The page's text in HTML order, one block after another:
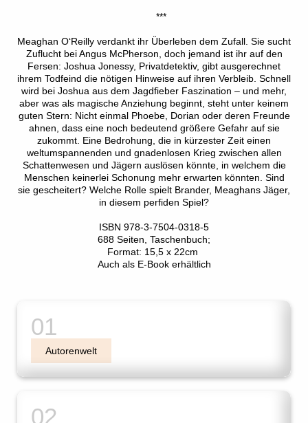
***
Meaghan O‘Reilly verdankt ihr Überleben dem Zufall. Sie sucht
Zuflucht bei Angus McPherson, doch jemand ist ihr auf den
Fersen: Joshua Jonessy, Privatdetektiv, gibt ausgerechnet
ihrem Todfeind die nötigen Hinweise auf ihren Verbleib. Schnell
wird bei Joshua aus dem Jagdfieber Faszination – und mehr,
aber was als magische Anziehung beginnt, steht unter keinem
guten Stern: Nicht einmal Phoebe, Dorian oder deren Freunde
ahnen, dass eine noch bedeutend größere Gefahr auf sie
zukommt. Eine Bedrohung, die in kürzester Zeit einen
weltumspannenden und gnadenlosen Krieg zwischen allen
Schattenwesen und Jägern auslösen könnte, in welchem die
Menschen keinerlei Schonung mehr erwarten könnten. Sind
sie gescheitert? Welche Rolle spielt Brander, Meaghans Jäger,
in diesem perfiden Spiel?
ISBN 978-3-7504-0318-5
688 Seiten, Taschenbuch;
Format: 15,5 x 22cm
Auch als E-Book erhältlich
Autorenwelt